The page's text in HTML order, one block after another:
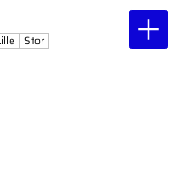
Stor
favorit